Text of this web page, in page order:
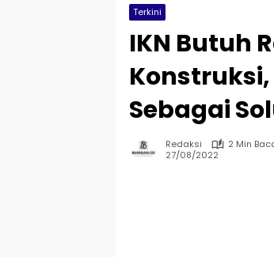
Terkini
IKN Butuh
Sebagai
Redaksi
2 Min
27/08/2022